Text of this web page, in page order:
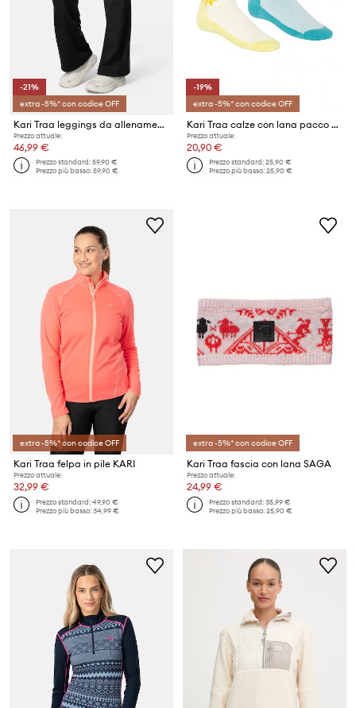
-21%
extra -5%* con codice OFF
Kari Traa leggings da allenamento Ava
Prezzo attuale:
46,99 €
Prezzo standard:59,90 €
Prezzo più basso:59,90 €
-19%
extra -5%* con codice OFF
Kari Traa calze con lana pacco da 2
Prezzo attuale:
20,90 €
Prezzo standard:25,90 €
Prezzo più basso:25,90 €
extra -5%* con codice OFF
Kari Traa felpa in pile KARI
Prezzo attuale:
32,99 €
Prezzo standard:49,90 €
Prezzo più basso:34,99 €
extra -5%* con codice OFF
Kari Traa fascia con lana SAGA
Prezzo attuale:
24,99 €
Prezzo standard:35,99 €
Prezzo più basso:25,90 €